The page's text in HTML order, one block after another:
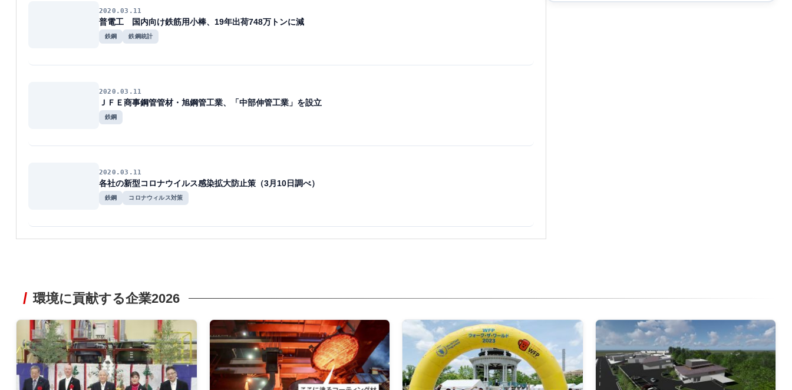
2020.03.11
普電工 国内向け鉄筋用小棒、19年出荷748万トンに減
鉄鋼 鉄鋼統計
2020.03.11
ＪＦＥ商事鋼管管材・旭鋼管工業、「中部伸管工業」を設立
鉄鋼
2020.03.11
各社の新型コロナウイルス感染拡大防止策（3月10日調べ）
鉄鋼 コロナウィルス対策
環境に貢献する企業2026